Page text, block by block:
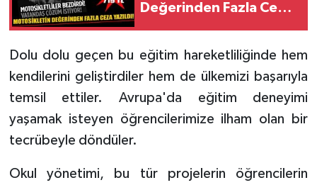
Değerinden Fazla Ceza
Dolu dolu geçen bu eğitim hareketliliğinde hem
kendilerini geliştirdiler hem de ülkemizi başarıyla
temsil ettiler. Avrupa'da eğitim deneyimi
yaşamak isteyen öğrencilerimize ilham olan bir
tecrübeyle döndüler.
Okul yönetimi, bu tür projelerin öğrencilerin